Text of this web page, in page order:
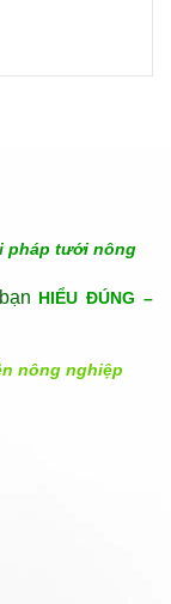
pháp tưới nông
HIỂU ĐÚNG –
nông nghiệp